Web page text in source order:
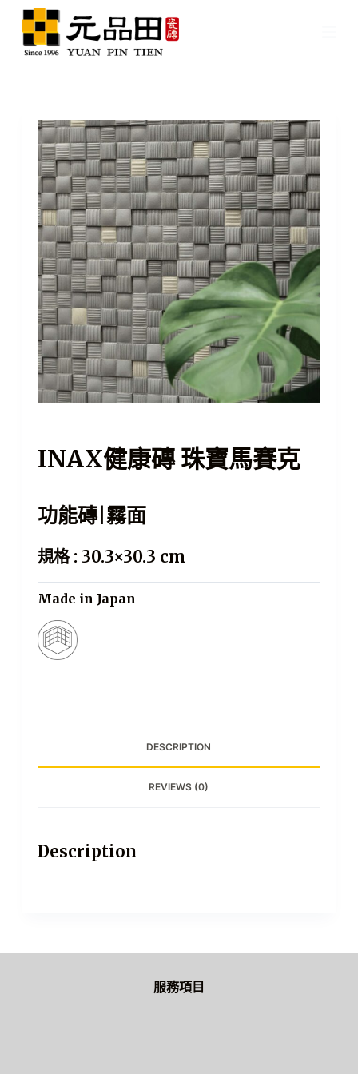
跳
主
INAX健康磚 珠寶馬賽克
功能磚|霧面
規格 : 30.3×30.3 cm
Made in Japan
DESCRIPTION
REVIEWS (0)
Description
服務項目